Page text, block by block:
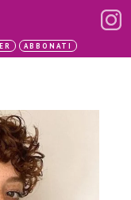
ABBONATI